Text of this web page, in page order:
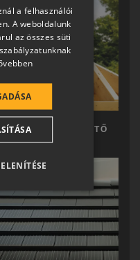
TERRÁN KÉSZTETŐ
SLOVAK
GERMAN
ROMANIAN
CROATIAN
SR
RO-HU
ITALIAN
a felhasználói
A weboldalunk
az összes süti